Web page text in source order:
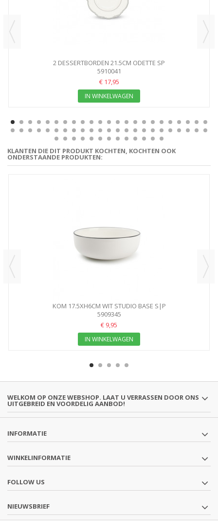
2 DESSERTBORDEN 21.5CM ODETTE SP
5910041
€ 17,95
IN WINKELWAGEN
KLANTEN DIE DIT PRODUKT KOCHTEN, KOCHTEN OOK
ONDERSTAANDE PRODUKTEN:
KOM 17.5XH6CM WIT STUDIO BASE S|P
5909345
€ 9,95
IN WINKELWAGEN
WELKOM OP ONZE WEBSHOP. LAAT U VERRASSEN DOOR ONS
UITGEBREID EN VOORDELIG AANBOD!
INFORMATIE
WINKELINFORMATIE
FOLLOW US
NIEUWSBRIEF